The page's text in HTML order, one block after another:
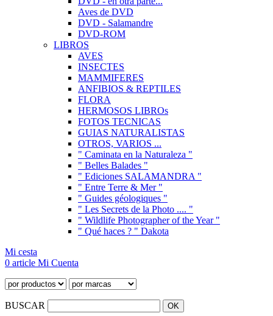
Aves de DVD
DVD - Salamandre
DVD-ROM
LIBROS
AVES
INSECTES
MAMMIFERES
ANFIBIOS & REPTILES
FLORA
HERMOSOS LIBROs
FOTOS TECNICAS
GUIAS NATURALISTAS
OTROS, VARIOS ...
" Caminata en la Naturaleza "
" Belles Balades "
" Ediciones SALAMANDRA "
" Entre Terre & Mer "
" Guides géologiques "
" Les Secrets de la Photo .... "
" Wildlife Photographer of the Year "
" Qué haces ? " Dakota
Mi cesta
0 article Mi Cuenta
BUSCAR